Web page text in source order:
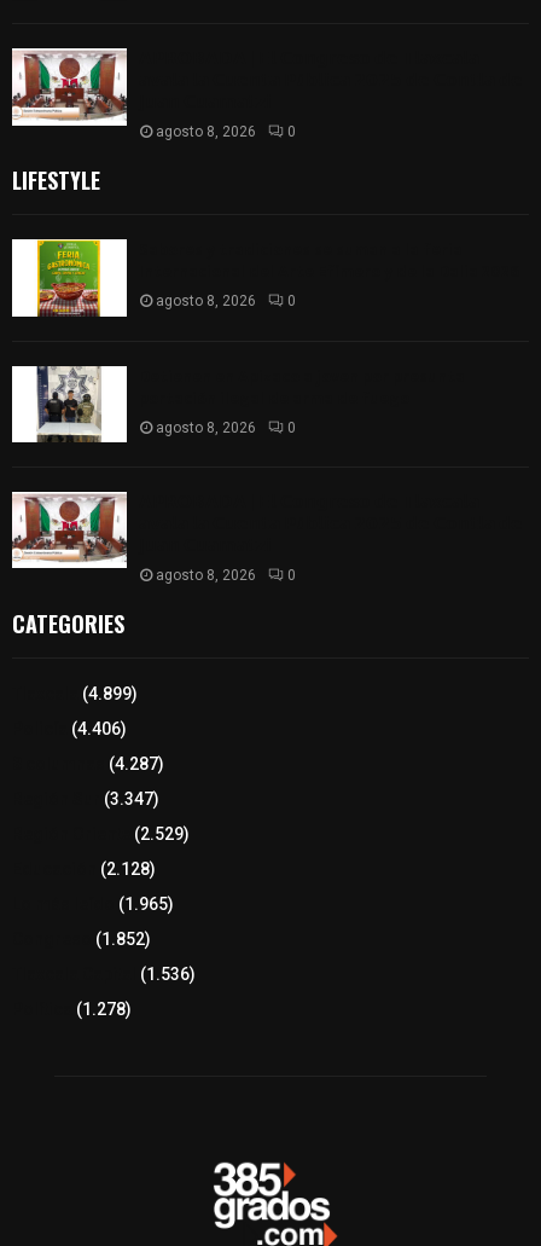
agosto 8, 2026 0
LIFESTYLE
agosto 8, 2026 0
agosto 8, 2026 0
agosto 8, 2026 0
CATEGORIES
(4.899)
(4.406)
(4.287)
(3.347)
(2.529)
(2.128)
(1.965)
(1.852)
(1.536)
(1.278)